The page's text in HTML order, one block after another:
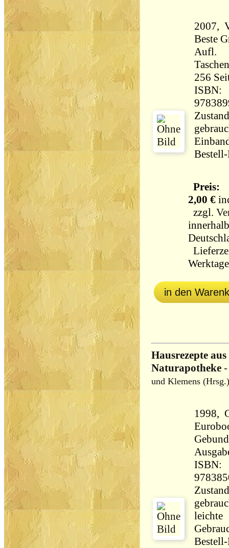
2007,
Beste
Aufl.
256 Seiten
ISBN:
Preis:
2,00 €
zzgl.
innerhalb
in den
Hausrezepte
Naturapotheke
und Klemens
1998,
ISBN:
leichte